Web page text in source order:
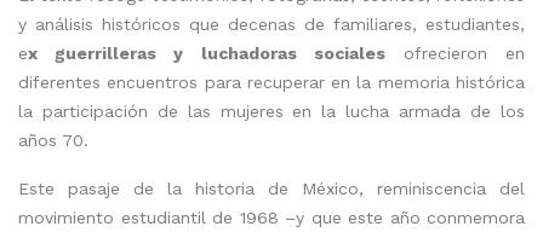
y análisis históricos que decenas de familiares, estudiantes,
ex guerrilleras y luchadoras socialesofrecieron en
diferentes encuentros para recuperar en la memoria histórica
la participación de las mujeres en la lucha armada de los
años 70.
Este pasaje de la historia de México, reminiscencia del
movimiento estudiantil de 1968 –y que este año conmemora